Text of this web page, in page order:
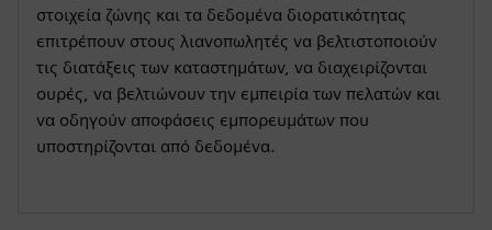
στοιχεία ζώνης και τα δεδομένα διορατικότητας
επιτρέπουν στους λιανοπωλητές να βελτιστοποιούν
τις διατάξεις των καταστημάτων, να διαχειρίζονται
ουρές, να βελτιώνουν την εμπειρία των πελατών και
να οδηγούν αποφάσεις εμπορευμάτων που
υποστηρίζονται από δεδομένα.